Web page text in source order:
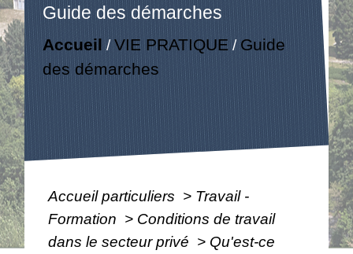
Guide des démarches
Accueil /VIE PRATIQUE / Guide
des démarches
Accueil particuliers > Travail -
Formation > Conditions de travail
dans le secteur privé > Qu'est-ce